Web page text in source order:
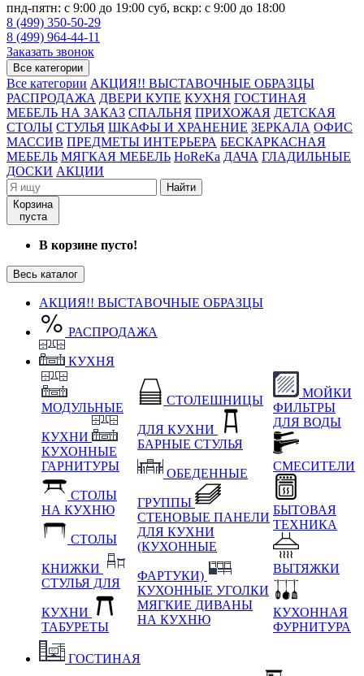
пнд-пятн: с 9:00 до 19:00 суб, вскр: с 9:00 до 18:00
8 (499) 350-50-29
8 (499) 964-44-11
Заказать звонок
Все категории
Все категории АКЦИЯ!! ВЫСТАВОЧНЫЕ ОБРАЗЦЫ
РАСПРОДАЖА ДВЕРИ КУПЕ КУХНЯ ГОСТИНАЯ
МЕБЕЛЬ НА ЗАКАЗ СПАЛЬНЯ ПРИХОЖАЯ ДЕТСКАЯ
СТОЛЫ СТУЛЬЯ ШКАФЫ И ХРАНЕНИЕ ЗЕРКАЛА ОФИС
МАССИВ ПРЕДМЕТЫ ИНТЕРЬЕРА БЕСКАРКАСНАЯ
МЕБЕЛЬ МЯГКАЯ МЕБЕЛЬ HoReKa ДАЧА ГЛАДИЛЬНЫЕ
ДОСКИ АКЦИИ
Найти
Корзина
пуста
В корзине пусто!
Весь каталог
АКЦИЯ!! ВЫСТАВОЧНЫЕ ОБРАЗЦЫ
РАСПРОДАЖА
КУХНЯ
МОДУЛЬНЫЕ
КУХНИ
КУХОННЫЕ
ГАРНИТУРЫ
СТОЛЫ
НА КУХНЮ
СТОЛЫ
КНИЖКИ
СТУЛЬЯ ДЛЯ
КУХНИ
ТАБУРЕТЫ
СТОЛЕШНИЦЫ
ДЛЯ КУХНИ
БАРНЫЕ СТУЛЬЯ
ОБЕДЕННЫЕ
ГРУППЫ
СТЕНОВЫЕ ПАНЕЛИ
ДЛЯ КУХНИ
(КУХОННЫЕ
ФАРТУКИ)
КУХОННЫЕ УГОЛКИ
МЯГКИЕ ДИВАНЫ
НА КУХНЮ
МОЙКИ
ФИЛЬТРЫ
ДЛЯ ВОДЫ
СМЕСИТЕЛИ
БЫТОВАЯ
ТЕХНИКА
ВЫТЯЖКИ
КУХОННАЯ
ФУРНИТУРА
ГОСТИНАЯ